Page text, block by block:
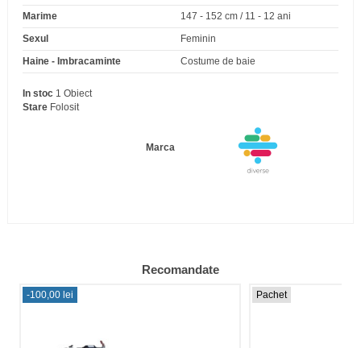
Marime
147 - 152 cm / 11 - 12 ani
Sexul
Feminin
Haine - Imbracaminte
Costume de baie
Marca
In stoc 1 Obiect
Stare Folosit
Recomandate
-100,00 lei Pachet